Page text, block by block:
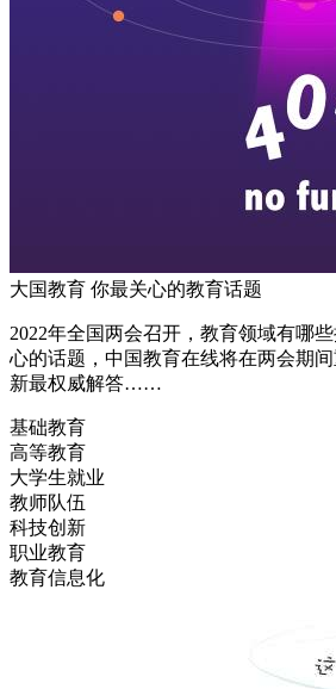
大国教育 你最关心的教育话题
2022年全国两会召开，教育领域有哪
心的话题，中国教育在线将在两会期
新最权威解答……
基础教育
高等教育
大学生就业
教师队伍
科技创新
职业教育
教育信息化